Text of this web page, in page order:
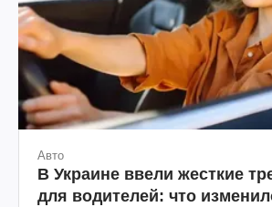
Авто
В Украине ввели жесткие
для водителей: что